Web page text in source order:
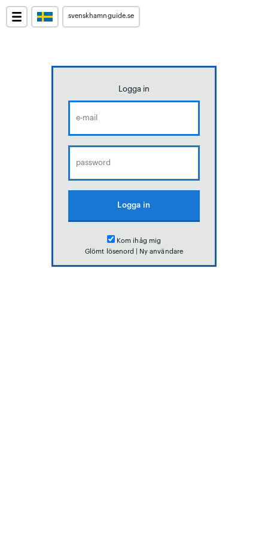
svenskhamnguide.se
Logga in
Kom ihåg mig
Glömt lösenord
Ny användare